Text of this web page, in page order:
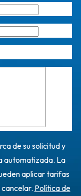
de su solicitud y
automatizada. La
aplicar tarifas
Política de